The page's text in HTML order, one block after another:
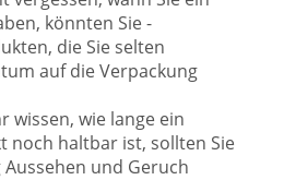
könnten Sie -
die Sie selten
auf die Verpackung
wissen, wie lange ein
noch haltbar ist, sollten Sie
und Geruch